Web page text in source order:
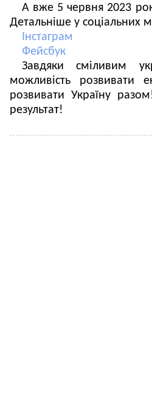
А вже 5 червня 2023
Детальніше у соціальних
Інстаграм
Фейсбук
Завдяки сміливим
можливість розвивати
розвивати Україну
результат!